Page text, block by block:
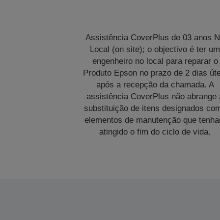
Assistência CoverPlus de 03 anos
Local (on site); o objectivo é ter um
engenheiro no local para reparar o
Produto Epson no prazo de 2 dias
após a recepção da chamada. A
assistência CoverPlus não abrange
substituição de itens designados
elementos de manutenção que
atingido o fim do ciclo de vida.